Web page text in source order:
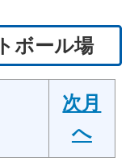
ボール場
次月
へ